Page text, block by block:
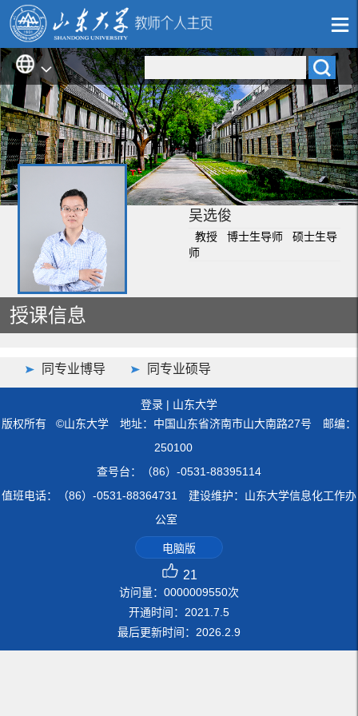
吴选俊
教授 博士生导师 硕士生导
师
授课信息
同专业博导 同专业硕导
登录 | 山东大学
版权所有 ©山东大学 地址：中国山东省济南市山大南路27号 邮编：
250100
查号台：（86）-0531-88395114
值班电话：（86）-0531-88364731 建设维护：山东大学信息化工作办
公室
电脑版
21
访问量： 0000009550次
开通时间： 2021 7 5
最后更新时间： 2026 2 9